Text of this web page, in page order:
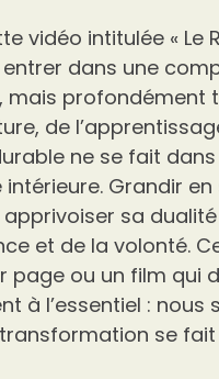
vidéo intitulée « Le
dans une
mais profondément
de
ne se fait
intérieure. Grandir
apprivoiser sa
et de la volonté.
page ou un film qui
à l’essentiel :
se